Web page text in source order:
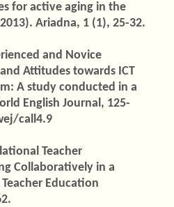
for active aging in the
Ariadna, 1 (1), 25-32.
and Novice
Attitudes towards ICT
A study conducted in a
English Journal, 125-
call4.9
Teacher
Collaboratively in a
Education